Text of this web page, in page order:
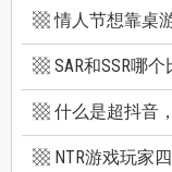
情人节想靠桌游
SAR和SSR哪个比
什么是超抖音，二
NTR游戏玩家四大境